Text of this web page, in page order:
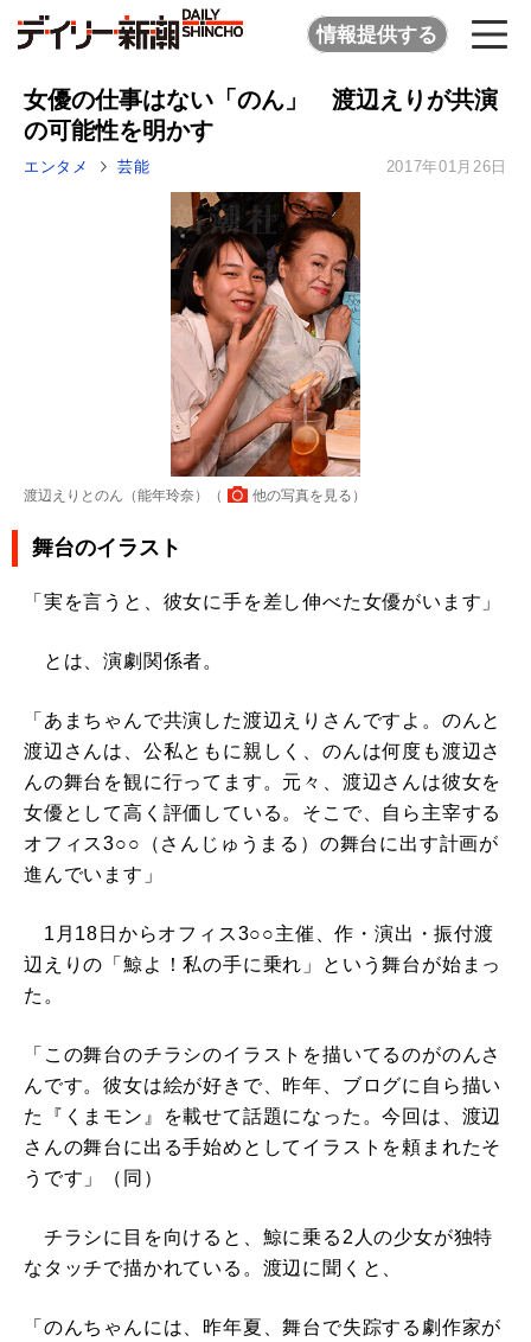
情報提供する
女優の仕事はない「のん」 渡辺えりが共演
の可能性を明かす
エンタメ 芸能 2017年01月26日
渡辺えりとのん（能年玲奈）（ 他の写真を見る ）
舞台のイラスト
「実を言うと、彼女に手を差し伸べた女優がいます」
とは、演劇関係者。
「あまちゃんで共演した渡辺えりさんですよ。のんと
渡辺さんは、公私ともに親しく、のんは何度も渡辺さ
んの舞台を観に行ってます。元々、渡辺さんは彼女を
女優として高く評価している。そこで、自ら主宰する
オフィス3○○（さんじゅうまる）の舞台に出す計画が
進んでいます」
1月18日からオフィス3○○主催、作・演出・振付渡
辺えりの「鯨よ！私の手に乗れ」という舞台が始まっ
た。
「この舞台のチラシのイラストを描いてるのがのんさ
んです。彼女は絵が好きで、昨年、ブログに自ら描い
た『くまモン』を載せて話題になった。今回は、渡辺
さんの舞台に出る手始めとしてイラストを頼まれたそ
うです」（同）
チラシに目を向けると、鯨に乗る2人の少女が独特
なタッチで描かれている。渡辺に聞くと、
「のんちゃんには、昨年夏、舞台で失踪する劇作家が